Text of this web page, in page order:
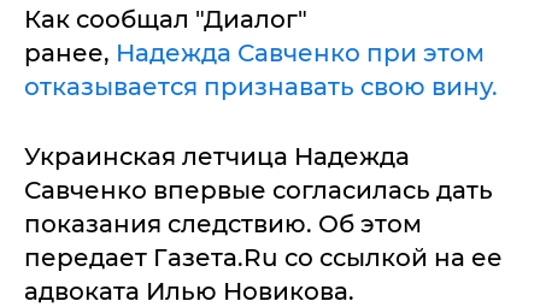
Как сообщал "Диалог"
ранее, Надежда Савченко при этом
отказывается признавать свою вину.
Украинская летчица Надежда
Савченко впервые согласилась дать
показания следствию. Об этом
передает Газета.Ru со ссылкой на ее
адвоката Илью Новикова.